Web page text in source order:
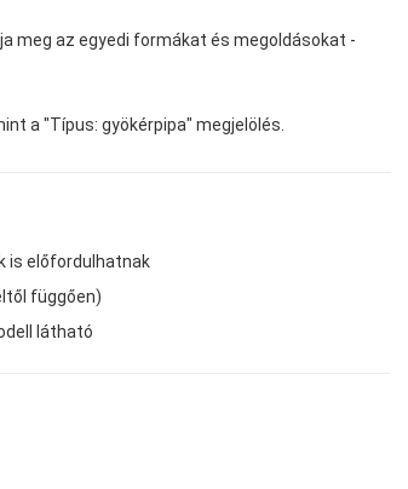
meg az egyedi formákat és megoldásokat -
a "Típus: gyökérpipa" megjelölés.
is előfordulhatnak
függően)
látható